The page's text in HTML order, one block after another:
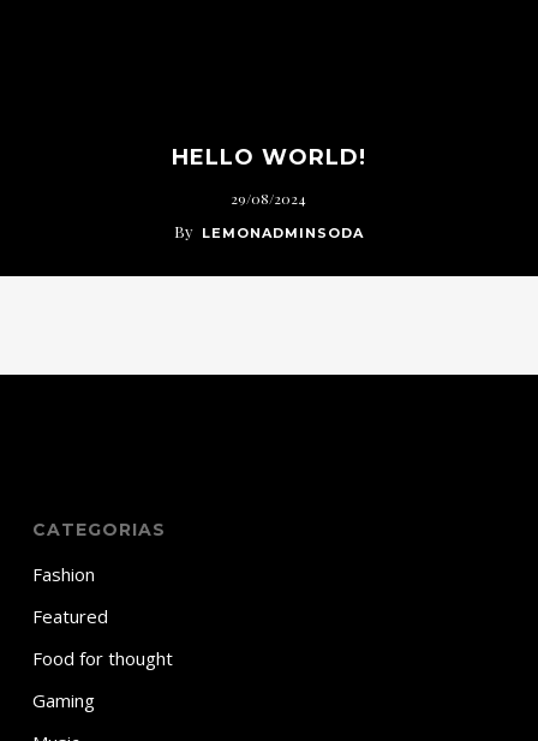
HELLO WORLD!
29/08/2024
By LEMONADMINSODA
CATEGORIAS
Fashion
Featured
Food for thought
Gaming